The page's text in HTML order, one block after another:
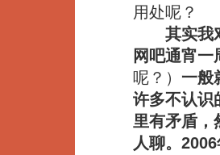
用处呢？
其实我
网吧通宵
呢？） 一般
许多不认识
里有矛盾，
人聊。